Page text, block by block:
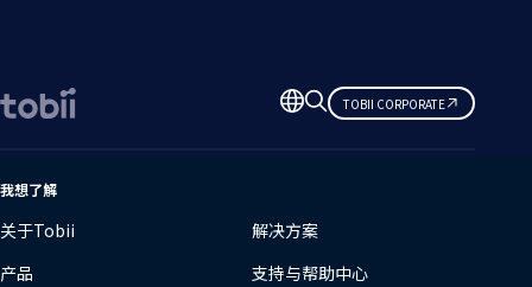
更
改
TOBII CORPORATE
我想了解
关于Tobii
解决方案
产品
支持与帮助中心